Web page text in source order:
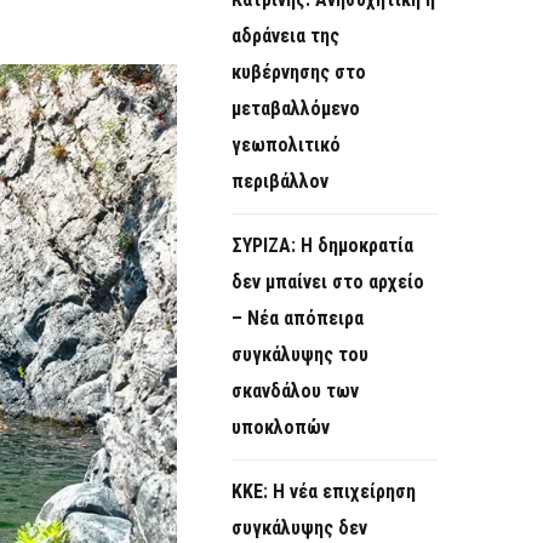
αδράνεια της
κυβέρνησης στο
μεταβαλλόμενο
γεωπολιτικό
περιβάλλον
ΣΥΡΙΖΑ: Η δημοκρατία
δεν μπαίνει στο αρχείο
– Νέα απόπειρα
συγκάλυψης του
σκανδάλου των
υποκλοπών
KKE: Η νέα επιχείρηση
συγκάλυψης δεν